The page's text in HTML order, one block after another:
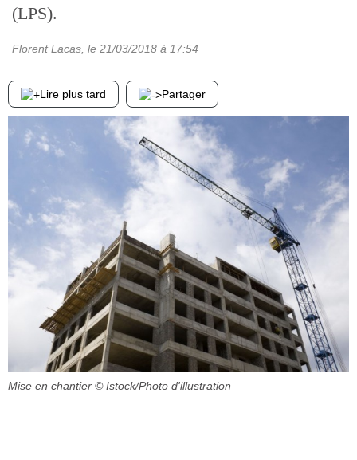
(LPS).
Florent Lacas , le 21/03/2018 à 17:54
Lire plus tard Partager
Mise en chantier © Istock/Photo d'illustration